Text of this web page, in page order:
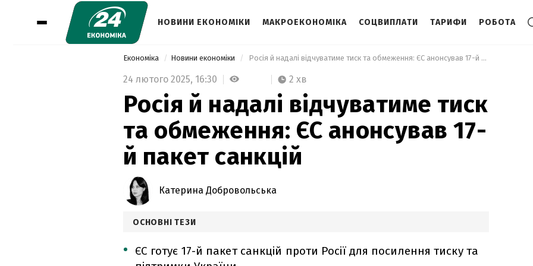
НОВИНИ ЕКОНОМІКИ МАКРОЕКОНОМІКА СОЦВИПЛАТИ ТАРИФИ РОБОТА
Економіка Новини економіки Росія й надалі відчуватиме тиск та обмеження: ЄС анонсував 17-й пакет санкцій
24 лютого 2025, 16:30 2 хв
Росія й надалі відчуватиме тиск
та обмеження: ЄС анонсував 17-
й пакет санкцій
Катерина Добровольська
ОСНОВНІ ТЕЗИ
ЄС готує 17-й пакет санкцій проти Росії для посилення тиску та